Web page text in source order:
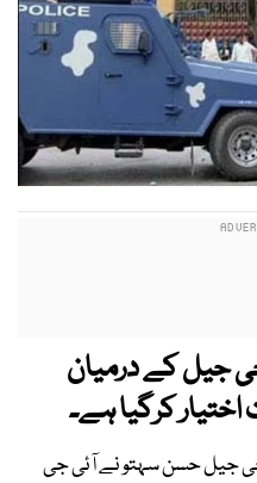
جیل کے درمیان
کرگیا ہے۔
جیل حسن سہتو نے آئی جی